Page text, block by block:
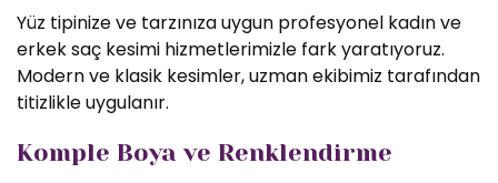
Yüz tipinize ve tarzınıza uygun profesyonel kadın ve
erkek saç kesimi hizmetlerimizle fark yaratıyoruz.
Modern ve klasik kesimler, uzman ekibimiz tarafından
titizlikle uygulanır.
Komple Boya ve Renklendirme